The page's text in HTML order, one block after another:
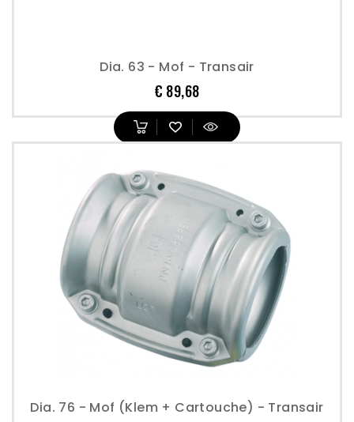
Dia. 63 - Mof - Transair
€ 89,68Prijs
Dia. 76 - Mof (klem + Cartouche) - Transair